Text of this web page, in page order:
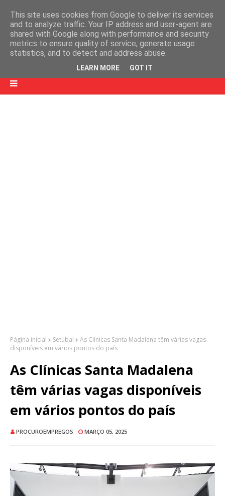
Página inicial Setúbal
As Clínicas Santa Madalena têm várias vagas
disponíveis em vários pontos do país
As Clínicas Santa Madalena
têm várias vagas disponíveis
em vários pontos do país
PROCUROEMPREGOS MARÇO 05, 2025
This site uses cookies from Google to deliver its services
and to analyze traffic. Your IP address and user-agent are
shared with Google along with performance and security
metrics to ensure quality of service, generate usage
statistics, and to detect and address abuse.
LEARN MORE GOT IT